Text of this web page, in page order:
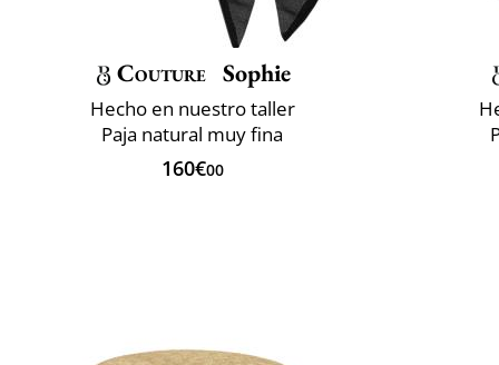
Couture Sophie
Hecho en nuestro taller
Paja natural muy fina
160€00